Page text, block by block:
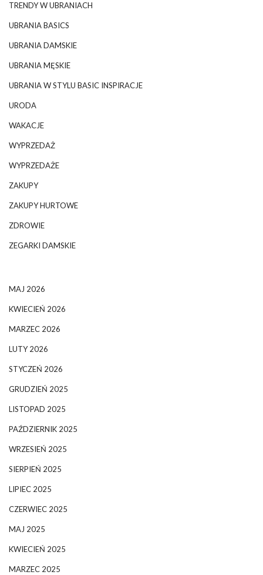
TRENDY W UBRANIACH
UBRANIA BASICS
UBRANIA DAMSKIE
UBRANIA MĘSKIE
UBRANIA W STYLU BASIC INSPIRACJE
URODA
WAKACJE
WYPRZEDAŻ
WYPRZEDAŻE
ZAKUPY
ZAKUPY HURTOWE
ZDROWIE
ZEGARKI DAMSKIE
MAJ 2026
KWIECIEŃ 2026
MARZEC 2026
LUTY 2026
STYCZEŃ 2026
GRUDZIEŃ 2025
LISTOPAD 2025
PAŹDZIERNIK 2025
WRZESIEŃ 2025
SIERPIEŃ 2025
LIPIEC 2025
CZERWIEC 2025
MAJ 2025
KWIECIEŃ 2025
MARZEC 2025